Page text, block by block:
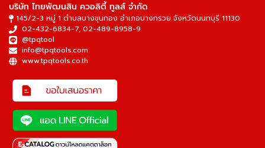
บริษัท ไทยพัฒนสิน ควอลิตี้ ทูลส์ จำกัด
145/2-3 หมู่ 1 ตำบลบางขุนกอง อำเภอบางกรวย จังหวัดนนทบุรี 11130
02-432-6834-7, 02-489-8958-9
@tpqtool
info@tpqtools.com
www.tpqtools.co.th